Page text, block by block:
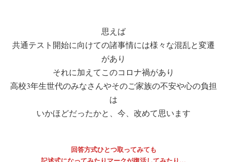
思えば
共通テスト開始に向けての諸事情には様々な混乱と変遷
があり
それに加えてこのコロナ禍があり
高校3年生世代のみなさんやそのご家族の不安や心の負担
は
いかほどだったかと、今、改めて思います
回答方式ひとつ取ってみても
記述式になってみたりマークが復活してみたり…